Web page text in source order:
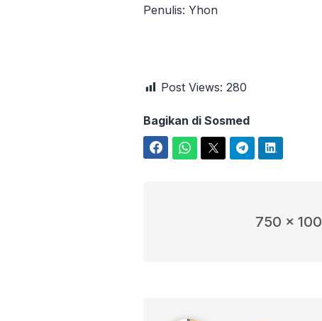
Penulis: Yhon
Post Views: 280
Bagikan di Sosmed
750 x 100